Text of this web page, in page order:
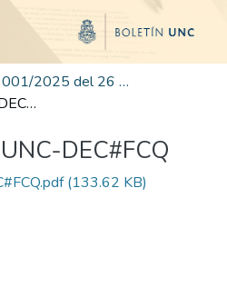
Edición 001/2025 del 26 de mayo de 2025
RD-2025-300-UNC-DEC#FCQ
DEC#FCQ
(133.62 KB)